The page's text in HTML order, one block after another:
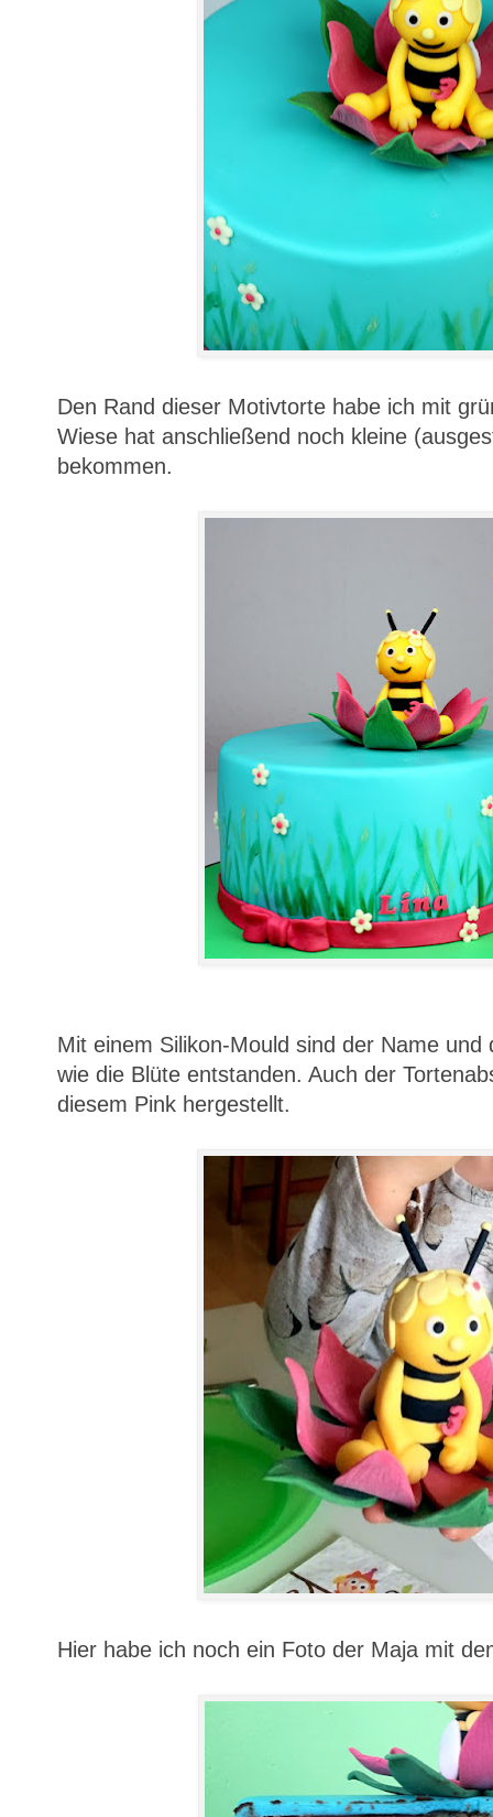
Den Rand dieser Motivtorte habe ich mit
Wiese hat anschließend noch kleine
bekommen.
Mit einem Silikon-Mould sind der Name
wie die Blüte entstanden. Auch der
diesem Pink hergestellt.
Hier habe ich noch ein Foto der Maja mit